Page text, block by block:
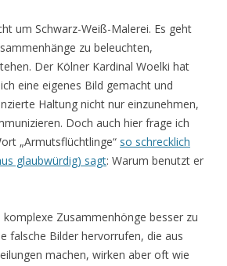
um Schwarz-Weiß-Malerei. Es geht
zu beleuchten,
Der Kölner Kardinal Woelki hat
eine eigenes Bild gemacht und
Haltung nicht nur einzunehmen,
Doch auch hier frage ich
„Armutsflüchtlinge“ so schrecklich
glaubwürdig) sagt: Warum benutzt er
komplexe Zusammenhönge besser zu
falsche Bilder hervorrufen, die aus
machen, wirken aber oft wie